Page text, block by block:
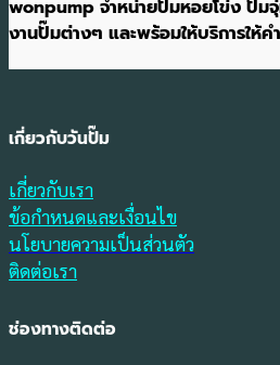
wonpump จำหน่ายปั๊มหอยโข่ง ปั๊
งานปั๊มต่างๆ และพร้อมให้บริการให้
เกี่ยวกับวันปั๊ม
เกี่ยวกับเรา
ข้อกำหนดและเงื่อนไข
นโยบายความเป็นส่วนตัว
ติดต่อเรา
ช่องทางติดต่อ